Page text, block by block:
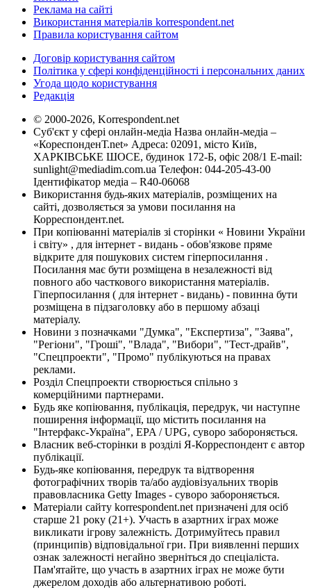
Реклама на сайті
Використання матеріалів korrespondent.net
Правила користування сайтом
Договір користування сайтом
Політика у сфері конфіденційності і персональних даних
Угода щодо користування
Редакція
© 2000-2026, Korrespondent.net
Суб'єкт у сфері онлайн-медіа Назва онлайн-медіа –
«КореспонденТ.net» Адреса: 02091, місто Київ,
ХАРКІВСЬКЕ ШОСЕ, будинок 172-Б, офіс 208/1 E-mail:
sunlight@mediadim.com.ua Телефон: 044-205-43-00
Ідентифікатор медіа – R40-06068
Використання будь-яких матеріалів, розміщених на
сайті, дозволяється за умови посилання на
Корреспондент.net.
При копіюванні матеріалів зі сторінки « Новини України
і світу» , для інтернет - видань - обов'язкове пряме
відкрите для пошукових систем гіперпосилання .
Посилання має бути розміщена в незалежності від
повного або часткового використання матеріалів.
Гіперпосилання ( для інтернет - видань) - повинна бути
розміщена в підзаголовку або в першому абзаці
матеріалу.
Новини з позначками "Думка", "Експертиза", "Заява",
"Регіони", "Гроші", "Влада", "Вибори", "Тест-драйв",
"Спецпроекти", "Промо" публікуються на правах
реклами.
Розділ Спецпроекти створюється спільно з
комерційними партнерами.
Будь яке копіювання, публікація, передрук, чи наступне
поширення інформації, що містить посилання на
"Інтерфакс-Україна", EPA / UPG, суворо забороняється.
Власник веб-сторінки в розділі Я-Корреспондент є автор
публікації.
Будь-яке копіювання, передрук та відтворення
фотографічних творів та/або аудіовізуальних творів
правовласника Getty Images - суворо забороняється.
Матеріали сайту korrespondent.net призначені для осіб
старше 21 року (21+). Участь в азартних іграх може
викликати ігрову залежність. Дотримуйтесь правил
(принципів) відповідальної гри. При виявленні перших
ознак залежності негайно зверніться до спеціаліста.
Пам'ятайте, що участь в азартних іграх не може бути
джерелом доходів або альтернативою роботі.